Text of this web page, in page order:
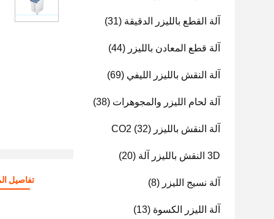
آلة القطع بالليزر الدقيقة (31)
آلة قطع المعادن بالليزر (44)
آلة النقش بالليزر الليفي (69)
آلة لحام الليزر والمجوهرات (38)
آلة النقش بالليزر CO2 (32)
3D النقش بالليزر آلة (20)
آلة نسيج الليزر (8)
آلة الليزر الكسوة (13)
تفاصيل